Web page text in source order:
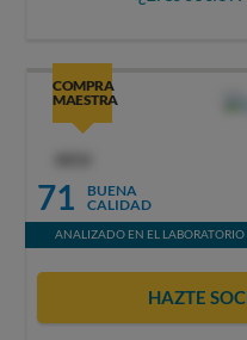
COMPRA
MAESTRA
71
BUENA
CALIDAD
ANALIZADO EN EL LABORATORIO
HAZTE